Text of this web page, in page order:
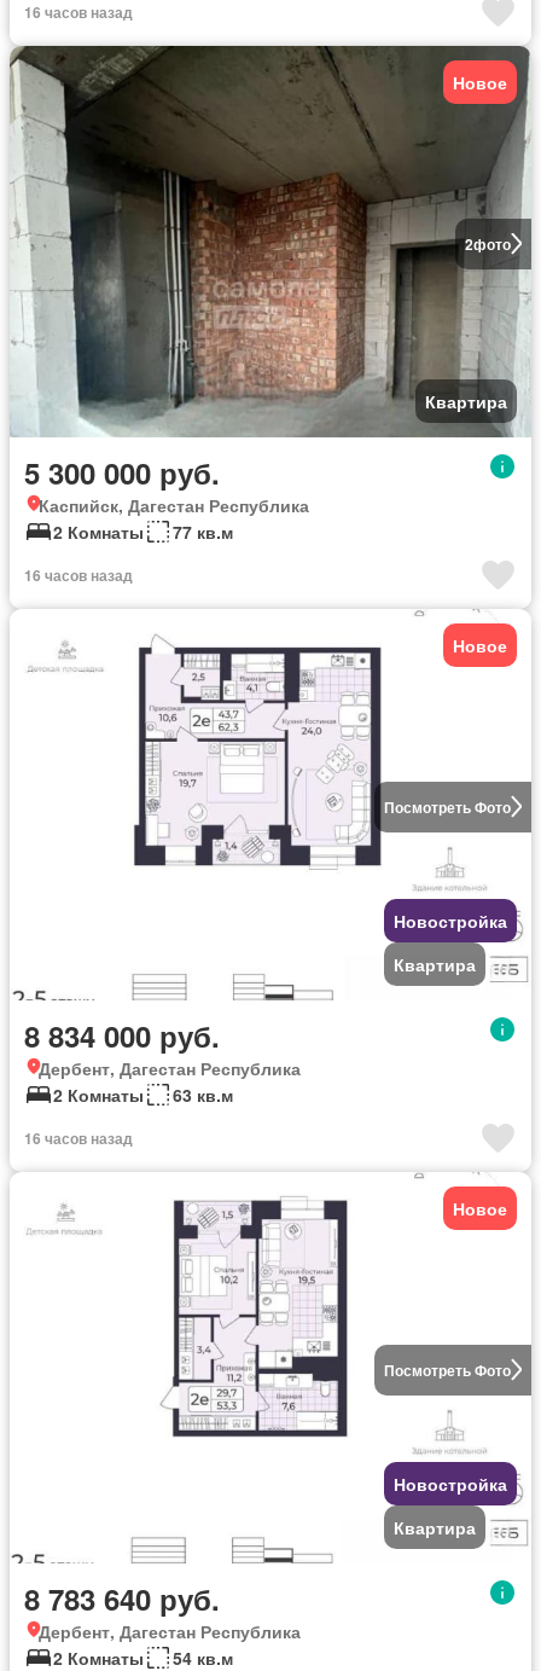
16 часов назад
2фото
Новое
Квартира
5 300 000 руб.
Каспийск, Дагестан Республика
2 Комнаты
77 кв.м
16 часов назад
Посмотреть Фото
Новое
Новостройка
Квартира
8 834 000 руб.
Дербент, Дагестан Республика
2 Комнаты
63 кв.м
16 часов назад
Посмотреть Фото
Новое
Новостройка
Квартира
8 783 640 руб.
Дербент, Дагестан Республика
2 Комнаты
54 кв.м